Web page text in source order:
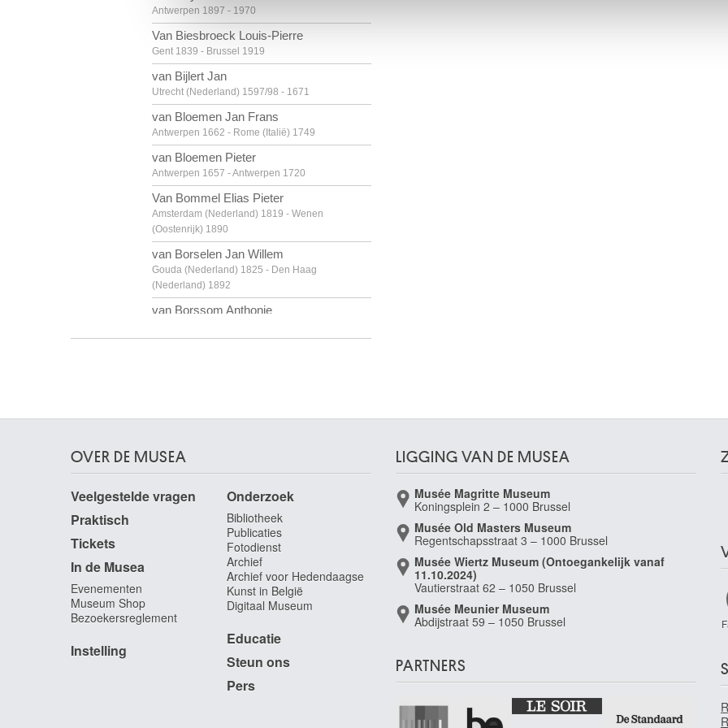
Antwerpen 1897 - 1970
Van Biesbroeck Louis-Pierre
Gent 1839 - Brussel 1919
van Bijlert Jan
Utrecht (Nederland) 1597/98 - 1671
van Bloemen Jan Frans
Antwerpen 1662 - Rome (Italië) 1749
van Bloemen Pieter
Antwerpen 1657 - Antwerpen 1720
Van Bommel Elias Pieter
Amsterdam (Nederland) 1819 - Wenen
(Oostenrijk) 1890
van Borselen Jan Willem
Gouda (Nederland) 1825 - Den Haag
(Nederland) 1892
van Borssom Anthonie
Van Brée Philippe
Van Breedam Camiel
van Brekelenkam Quiringh Gerritsz.
Zwammerdam / Alphen aan den Rijn (Nederland)
? 1622/30 - Leiden (Nederland) 1669/79
Van Bronckhorst Jan Gerritsz.
Utrecht (Nederland) 1603 - Amsterdam
(Nederland) 1661
van Brussel Hermanus
Haarlem (Nederland) 1763 - Utrecht (Nederland)
van Buscom Willem Egidius
OVER DE MUSEA
Veelgestelde vragen
Praktisch
Tickets
In de Musea
Evenementen
Museum Shop
Bezoekersreglement
Instelling
Onderzoek
Bibliotheek
Publicaties
Fotodienst
Archief
Archief voor Hedendaagse
Kunst in België
Digitaal Museum
Educatie
Steun ons
Pers
LIGGING VAN DE MUSEA
Musée Magritte Museum
Koningsplein 2 – 1000 Brussel
Musée Old Masters Museum
Regentschapsstraat 3 – 1000 Brussel
Musée Wiertz Museum (Ontoegankelijk vanaf
11.10.2024)
Vautierstraat 62 – 1050 Brussel
Musée Meunier Museum
Abdijstraat 59 – 1050 Brussel
PARTNERS